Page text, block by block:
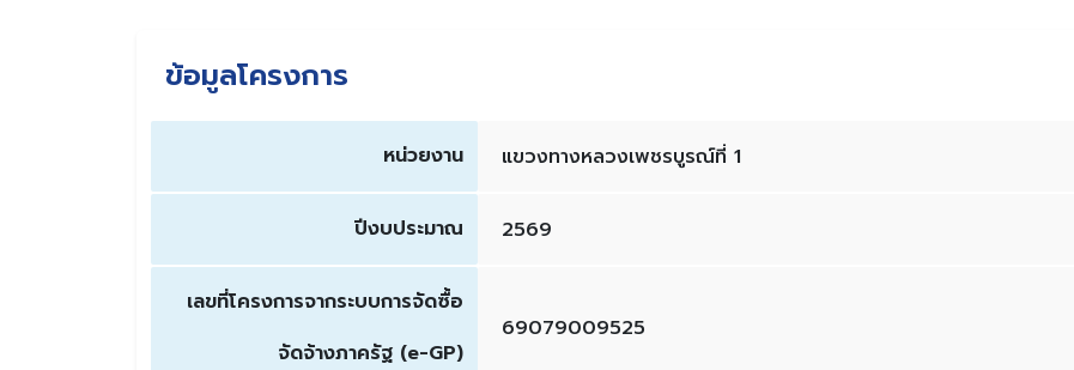
ข้อมูลโครงการ
หน่วยงาน แขวงทางหลวงเพชรบูรณ์ที่ 1
ปีงบประมาณ 2569
เลขที่โครงการจากระบบการจัดซื้อ
จัดจ้างภาครัฐ (e-GP)
69079009525